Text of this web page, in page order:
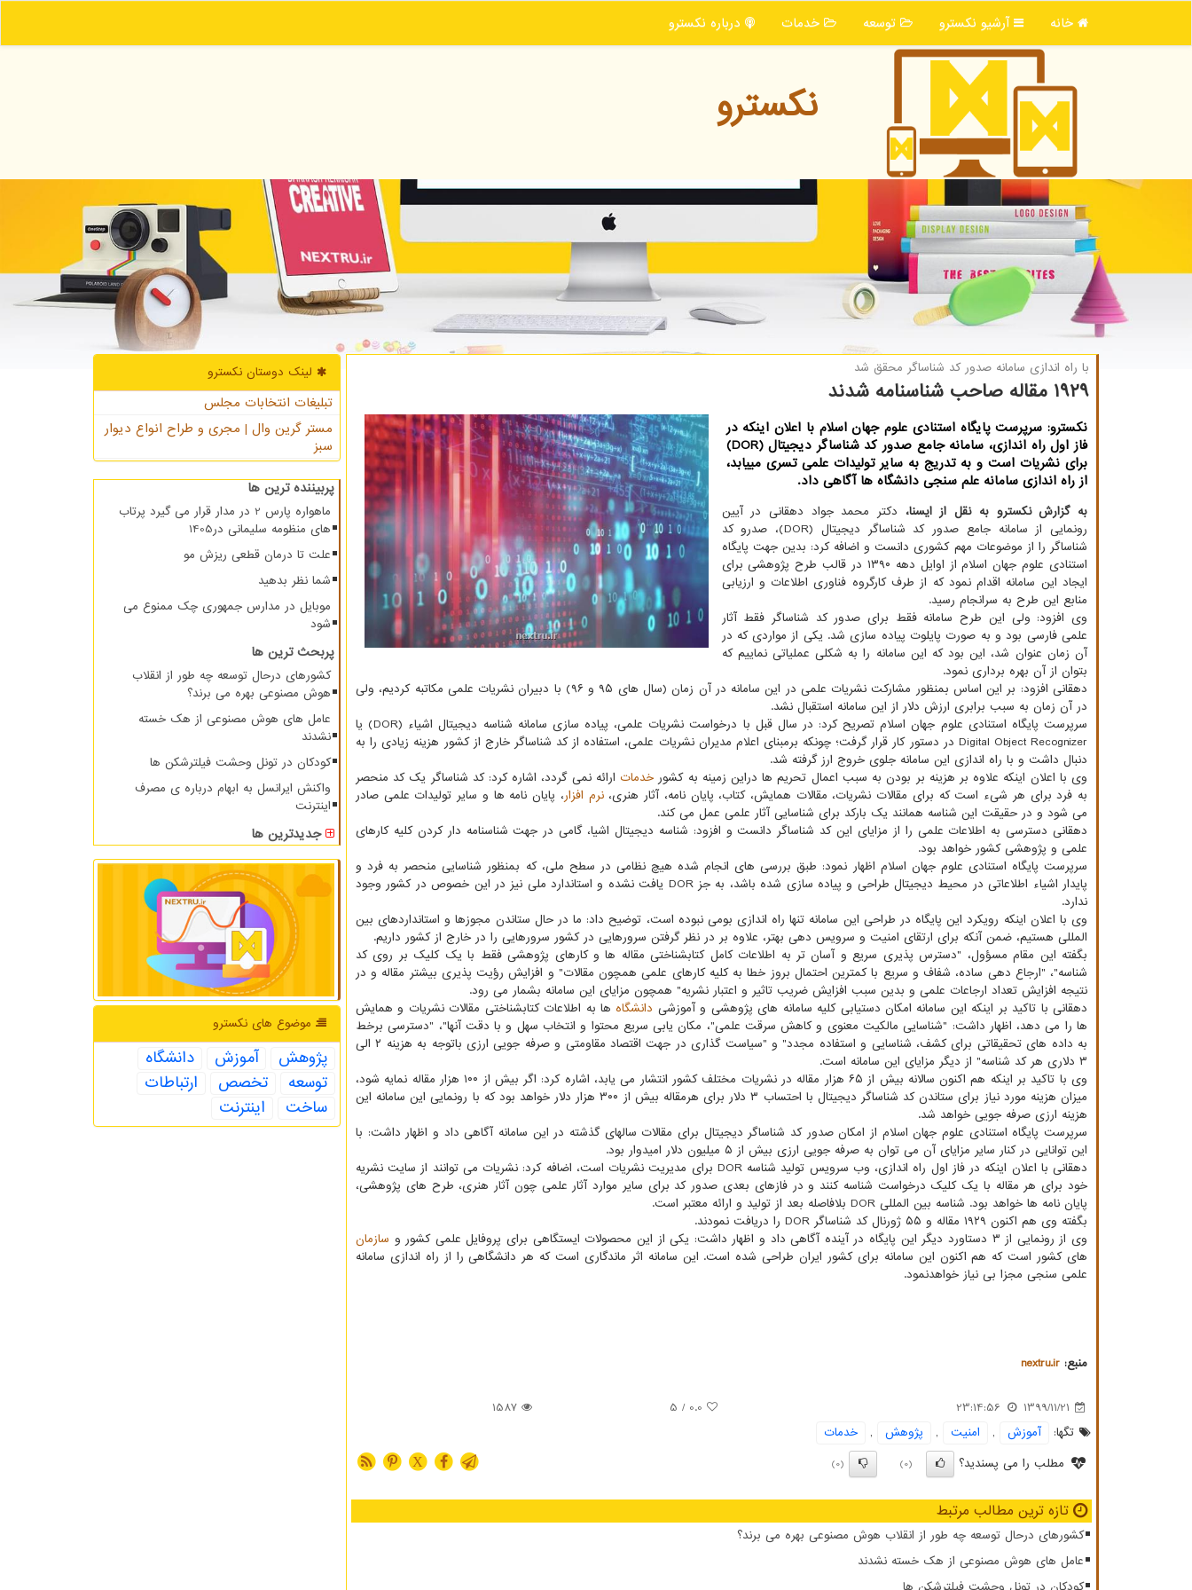
خانه آرشیو نكسترو توسعه خدمات درباره نكسترو
نكسترو
با راه اندازی سامانه صدور كد شناساگر محقق شد
۱۹۲۹ مقاله صاحب شناسنامه شدند
نکسترو: سرپرست پایگاه استنادی علوم جهان اسلام با اعلان اینکه در
فاز اول راه اندازی، سامانه جامع صدور کد شناساگر دیجیتال (DOR)
برای نشریات است و به تدریج به سایر تولیدات علمی تسری می‎یابد،
از راه اندازی سامانه علم سنجی دانشگاه ها آگاهی داد.
به گزارش نکسترو به نقل از ایسنا، دکتر محمد جواد دهقانی در آیین
رونمایی از سامانه جامع صدور کد شناساگر دیجیتال (DOR)، صدرو کد
شناساگر را از موضوعات مهم کشوری دانست و اضافه کرد: بدین جهت پایگاه
استنادی علوم جهان اسلام از اوایل دهه ۱۳۹۰ در قالب طرح پژوهشی برای
ایجاد این سامانه اقدام نمود که از طرف کارگروه فناوری اطلاعات و ارزیابی
منابع این طرح به سرانجام رسید.
وی افزود: ولی این طرح سامانه فقط برای صدور کد شناساگر فقط آثار
علمی فارسی بود و به صورت پایلوت پیاده سازی شد. یکی از مواردی که در
آن زمان عنوان شد، این بود که این سامانه را به شکلی عملیاتی نماییم که
بتوان از آن بهره برداری نمود.
دهقانی افزود: بر این اساس بمنظور مشارکت نشریات علمی در این سامانه در آن زمان (سال های ۹۵ و ۹۶) با دبیران نشریات علمی مکاتبه کردیم، ولی
در آن زمان به سبب برابری ارزش دلار از این سامانه استقبال نشد.
سرپرست پایگاه استنادی علوم جهان اسلام تصریح کرد: در سال قبل با درخواست نشریات علمی، پیاده سازی سامانه شناسه دیجیتال اشیاء (DOR) یا
Digital Object Recognizer در دستور کار قرار گرفت؛ چونکه برمبنای اعلام مدیران نشریات علمی، استفاده از کد شناساگر خارج از کشور هزینه زیادی را به
دنبال داشت و با راه اندازی این سامانه جلوی خروج ارز گرفته شد.
وی با اعلان اینکه علاوه بر هزینه بر بودن به سبب اعمال تحریم ها دراین زمینه به کشور خدمات ارائه نمی گردد، اشاره کرد: کد شناساگر یک کد منحصر
به فرد برای هر شیء است که برای مقالات نشریات، مقالات همایش، کتاب، پایان نامه، آثار هنری،نرم افزار، پایان نامه ها و سایر تولیدات علمی صادر
می شود و در حقیقت این شناسه همانند یک بارکد برای شناسایی آثار علمی عمل می کند.
دهقانی دسترسی به اطلاعات علمی را از مزایای این کد شناساگر دانست و افزود: شناسه دیجیتال اشیا، گامی در جهت شناسنامه دار کردن کلیه کارهای
علمی و پژوهشی کشور خواهد بود.
سرپرست پایگاه استنادی علوم جهان اسلام اظهار نمود: طبق بررسی های انجام شده هیچ نظامی در سطح ملی، که بمنظور شناسایی منحصر به فرد و
پایدار اشیاء اطلاعاتی در محیط دیجیتال طراحی و پیاده سازی شده باشد، به جز DOR یافت نشده و استاندارد ملی نیز در این خصوص در کشور وجود
ندارد.
وی با اعلان اینکه رویکرد این پایگاه در طراحی این سامانه تنها راه اندازی بومی نبوده است، توضیح داد: ما در حال ستاندن مجوزها و استانداردهای بین
المللی هستیم، ضمن آنکه برای ارتقای امنیت و سرویس دهی بهتر، علاوه بر در نظر گرفتن سرورهایی در کشور سرورهایی را در خارج از کشور داریم.
بگفته این مقام مسؤول، "دسترس پذیری سریع و آسان تر به اطلاعات کامل کتابشناختی مقاله ها و کارهای پژوهشی فقط با یک کلیک بر روی کد
شناسه"، "ارجاع دهی ساده، شفاف و سریع با کمترین احتمال بروز خطا به کلیه کارهای علمی همچون مقالات" و افزایش رؤیت پذیری بیشتر مقاله و در
نتیجه افزایش تعداد ارجاعات علمی و بدین سبب افزایش ضریب تاثیر و اعتبار نشریه" همچون مزایای این سامانه بشمار می رود.
دهقانی با تاکید بر اینکه این سامانه امکان دستیابی کلیه سامانه های پژوهشی و آموزشی دانشگاه ها به اطلاعات کتابشناختی مقالات نشریات و همایش
ها را می دهد، اظهار داشت: "شناسایی مالکیت معنوی و کاهش سرقت علمی"، مکان یابی سریع محتوا و انتخاب سهل و با دقت آنها"، "دسترسی برخط
به داده های تحقیقاتی برای کشف، شناسایی و استفاده مجدد" و "سیاست گذاری در جهت اقتصاد مقاومتی و صرفه جویی ارزی باتوجه به هزینه ۲ الی
۳ دلاری هر کد شناسه" از دیگر مزایای این سامانه است.
وی با تاکید بر اینکه هم اکنون سالانه بیش از ۶۵ هزار مقاله در نشریات مختلف کشور انتشار می یابد، اشاره کرد: اگر بیش از ۱۰۰ هزار مقاله نمایه شود،
میزان هزینه مورد نیاز برای ستاندن کد شناساگر دیجیتال با احتساب ۳ دلار برای هرمقاله بیش از ۳۰۰ هزار دلار خواهد بود که با رونمایی این سامانه این
هزینه ارزی صرفه جویی خواهد شد.
سرپرست پایگاه استنادی علوم جهان اسلام از امکان صدور کد شناساگر دیجیتال برای مقالات سالهای گذشته در این سامانه آگاهی داد و اظهار داشت: با
این توانایی در کنار سایر مزایای آن می توان به صرفه جویی ارزی بیش از ۵ میلیون دلار امیدوار بود.
دهقانی با اعلان اینکه در فاز اول راه اندازی، وب سرویس تولید شناسه DOR برای مدیریت نشریات است، اضافه کرد: نشریات می توانند از سایت نشریه
خود برای هر مقاله با یک کلیک درخواست شناسه کنند و در فازهای بعدی صدور کد برای سایر موارد آثار علمی چون آثار هنری، طرح های پژوهشی،
پایان نامه ها خواهد بود. شناسه بین المللی DOR بلافاصله بعد از تولید و ارائه معتبر است.
بگفته وی هم اکنون ۱۹۲۹ مقاله و ۵۵ ژورنال کد شناساگر DOR را دریافت نمودند.
وی از رونمایی از ۳ دستاورد دیگر این پایگاه در آینده آگاهی داد و اظهار داشت: یکی از این محصولات ایستگاهی برای پروفایل علمی کشور و
سازمان
های کشور است که هم اکنون این سامانه برای کشور ایران طراحی شده است. این سامانه اثر ماندگاری است که هر دانشگاهی را از راه اندازی سامانه
علمی سنجی مجزا بی نیاز خواهدنمود.
منبع: nextru.ir
1399/11/21
23:14:56
0.0
/ 5
1587
تگها:
آموزش , امنیت , پژوهش ,
خدمات
مطلب را می پسندید؟
(0)
(0)
X
تازه ترین مطالب مرتبط
کشورهای درحال توسعه چه طور از انقلاب هوش مصنوعی بهره می برند؟
عامل های هوش مصنوعی از هک خسته نشدند
لینک دوستان نكسترو
تبلیغات انتخابات مجلس
مستر گرین وال | مجری و طراح انواع دیوار
سبز
پربیننده ترین ها
ماهواره پارس 2 در مدار قرار می گیرد پرتاب
های منظومه سلیمانی در1405
علت تا درمان قطعی ریزش مو
شما نظر بدهید
موبایل در مدارس جمهوری چک ممنوع می
شود
پربحث ترین ها
کشورهای درحال توسعه چه طور از انقلاب
هوش مصنوعی بهره می برند؟
عامل های هوش مصنوعی از هک خسته
نشدند
کودکان در تونل وحشت فیلترشکن ها
واکنش ایرانسل به ابهام درباره ی مصرف
اینترنت
جدیدترین ها
موضوع های نكسترو
پژوهش آموزش
دانشگاه
توسعه
تخصص
ارتباطات
ساخت
اینترنت